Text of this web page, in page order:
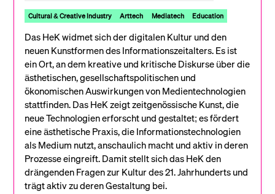
Cultural & Creative Industry Arttech Mediatech Education
Das HeK widmet sich der digitalen Kultur und den
neuen Kunstformen des Informationszeitalters. Es ist
ein Ort, an dem kreative und kritische Diskurse über die
ästhetischen, gesellschaftspolitischen und
ökonomischen Auswirkungen von Medientechnologien
stattfinden. Das HeK zeigt zeitgenössische Kunst, die
neue Technologien erforscht und gestaltet; es fördert
eine ästhetische Praxis, die Informationstechnologien
als Medium nutzt, anschaulich macht und aktiv in deren
Prozesse eingreift. Damit stellt sich das HeK den
drängenden Fragen zur Kultur des 21. Jahrhunderts und
trägt aktiv zu deren Gestaltung bei.